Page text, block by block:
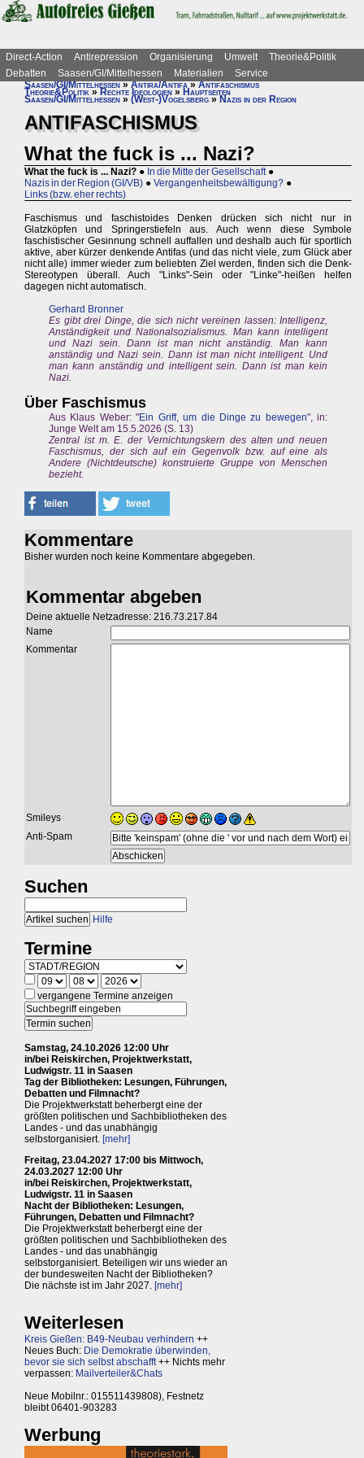
Direct-Action Antirepression Organisierung Umwelt
Theorie&Politik
Debatten
Saasen/GI/Mittelhessen Materialien
Service
Saasen/GI/Mittelhessen»Antira/Antifa»Antifaschismus
Theorie&Politik » Rechte Ideologien » Hauptseiten
Saasen/GI/Mittelhessen » (West-)Vogelsberg » Nazis in der Region
ANTIFASCHISMUS
What the fuck is ... Nazi?
What the fuck is ... Nazi? ● In die Mitte der Gesellschaft ●
Nazis in der Region (GI/VB) ● Vergangenheitsbewältigung? ●
Links (bzw. eher rechts)
Faschismus und faschistoides Denken drücken sich nicht nur in
Glatzköpfen und Springerstiefeln aus. Auch wenn diese Symbole
faschistischer Gesinnung schnell auffallen und deshalb auch für sportlich
aktive, aber kürzer denkende Antifas (und das nicht viele, zum Glück aber
nicht alle) immer wieder zum beliebten Ziel werden, finden sich die Denk-
Stereotypen überall. Auch "Links"-Sein oder "Linke"-heißen helfen
dagegen nicht automatisch.
Gerhard Bronner
Es gibt drei Dinge, die sich nicht vereinen lassen: Intelligenz,
Anständigkeit und Nationalsozialismus. Man kann intelligent
und Nazi sein. Dann ist man nicht anständig. Man kann
anständig und Nazi sein. Dann ist man nicht intelligent. Und
man kann anständig und intelligent sein. Dann ist man kein
Nazi.
Über Faschismus
Aus Klaus Weber: "Ein Griff, um die Dinge zu bewegen", in:
Junge Welt am 15.5.2026 (S. 13)
Zentral ist m. E. der Vernichtungskern des alten und neuen
Faschismus, der sich auf ein Gegenvolk bzw. auf eine als
Andere (Nichtdeutsche) konstruierte Gruppe von Menschen
bezieht.
Kommentare
Bisher wurden noch keine Kommentare abgegeben.
Kommentar abgeben
Deine aktuelle Netzadresse: 216.73.217.84
Name
Kommentar
Smileys
Anti-Spam
Suchen
Hilfe
Termine
vergangene Termine anzeigen
Samstag, 24.10.2026 12:00 Uhr
in/bei Reiskirchen, Projektwerkstatt,
Ludwigstr. 11 in Saasen
Tag der Bibliotheken: Lesungen, Führungen,
Debatten und Filmnacht?
Die Projektwerkstatt beherbergt eine der
größten politischen und Sachbibliotheken des
Landes - und das unabhängig
selbstorganisiert. [mehr]
Freitag, 23.04.2027 17:00 bis Mittwoch,
24.03.2027 12:00 Uhr
in/bei Reiskirchen, Projektwerkstatt,
Ludwigstr. 11 in Saasen
Nacht der Bibliotheken: Lesungen,
Führungen, Debatten und Filmnacht?
Die Projektwerkstatt beherbergt eine der
größten politischen und Sachbibliotheken des
Landes - und das unabhängig
selbstorganisiert. Beteiligen wir uns wieder an
der bundesweiten Nacht der Bibliotheken?
Die nächste ist im Jahr 2027. [mehr]
Weiterlesen
Kreis Gießen: B49-Neubau verhindern ++
Neues Buch: Die Demokratie überwinden,
bevor sie sich selbst abschafft++ Nichts mehr
verpassen: Mailverteiler&Chats
Neue Mobilnr.: 015511439808), Festnetz
bleibt 06401-903283
Werbung